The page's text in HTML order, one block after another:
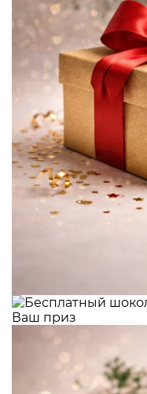
Ваш приз